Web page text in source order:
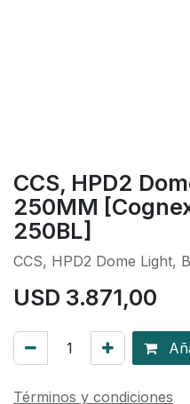
CCS, HPD2
250MM
250BL]
CCS, HPD2 Dome Light,
USD 3.871,00
Términos y condiciones